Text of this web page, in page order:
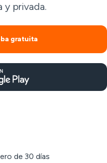
y privada.
gratuita
de 30 días